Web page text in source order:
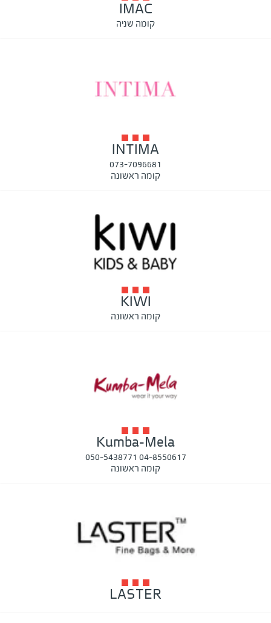
IMAC
קומה שניה
INTIMA
073-7096681
קומה ראשונה
KIWI
קומה ראשונה
Kumba-Mela
04-8550617 050-5438771
קומה ראשונה
LASTER